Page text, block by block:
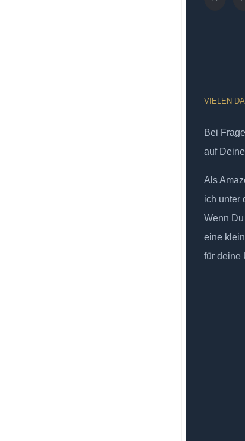
VIELEN
Bei
auf
Als
ich unter
Wenn
eine
für deine